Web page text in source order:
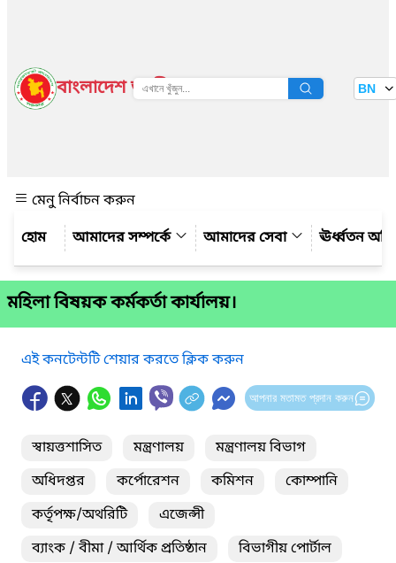
বাংলাদেশ জাতীয় তথ্য বাতায়ন BN
মেনু নির্বাচন করুন
আমাদের সম্পর্কে
আমাদের সেবা ঊর্ধ্বতন
মহিলা বিষয়ক কর্মকর্তা কার্যালয়।
এই কনটেন্টটি শেয়ার করতে ক্লিক করুন
আপনার মতামত প্রদান করুন
স্বায়ত্তশাসিত মন্ত্রণালয়
মন্ত্রণালয় বিভাগ
অধিদপ্তর
কর্পোরেশন কমিশন
কোম্পানি
কর্তৃপক্ষ/অথরিটি
এজেন্সী
ব্যাংক / বীমা / আর্থিক প্রতিষ্ঠান
বিভাগীয় পোর্টাল